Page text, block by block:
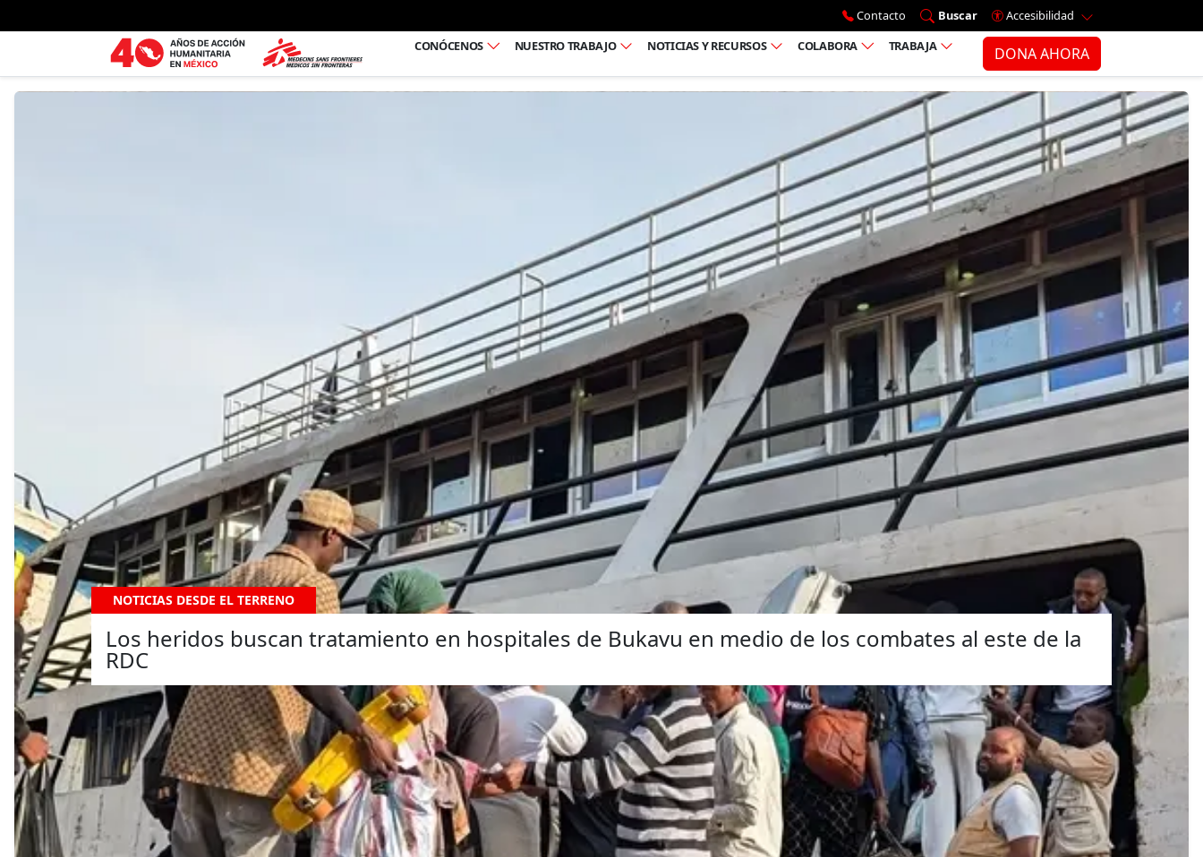
Ir al menú principal
Contacto Buscar
Accesibilidad
CONÓCENOS
NUESTRO TRABAJO NOTICIAS Y RECURSOS COLABORA TRABAJA DONA AHORA
NOTICIAS DESDE EL TERRENO
Los heridos buscan tratamiento en hospitales de Bukavu en medio de los combates al este de la
RDC